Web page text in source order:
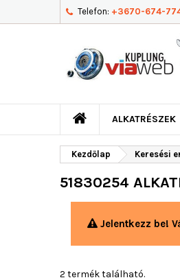
Telefon: +3670-674-
ALKATRÉSZEK
Kezdőlap Keresési
51830254
Jelentkezz be!
2 termék található.